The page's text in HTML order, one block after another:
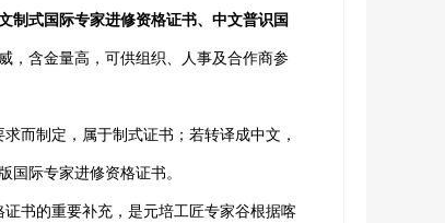
制式国际专家进修资格证书、中文普识国
，含金量高，可供组织、人事及合作商参
而制定，属于制式证书；若转译成中文，
国际专家进修资格证书。
书的重要补充，是元培工匠专家谷根据喀